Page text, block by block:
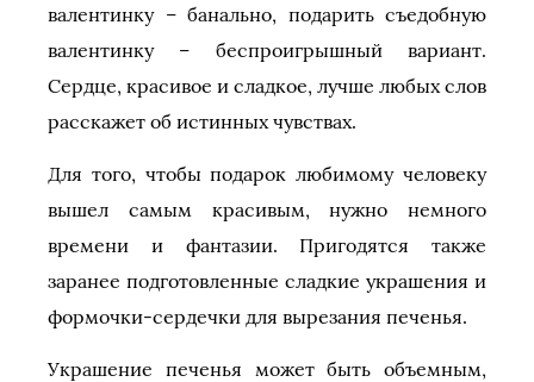
валентинку – банально, подарить съедобную
валентинку – беспроигрышный вариант.
Сердце, красивое и сладкое, лучше любых слов
расскажет об истинных чувствах.
Для того, чтобы подарок любимому человеку
вышел самым красивым, нужно немного
времени и фантазии. Пригодятся также
заранее подготовленные сладкие украшения и
формочки-сердечки для вырезания печенья.
Украшение печенья может быть объемным,